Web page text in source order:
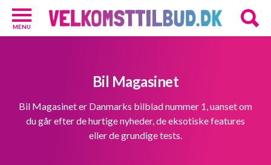
MENU
Bil Magasinet
Bil Magasinet er Danmarks bilblad nummer 1, uanset om
du går efter de hurtige nyheder, de eksotiske features
eller de grundige tests.
Underholdning
Undertøj